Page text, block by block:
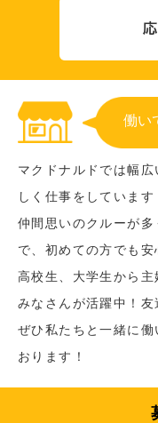
働い
マクドナルドでは幅
しく仕事をしています
仲間思いのクルーが
で、初めての方でも安
高校生、大学生から
みなさんが活躍中！友
ぜひ私たちと一緒に
おります！